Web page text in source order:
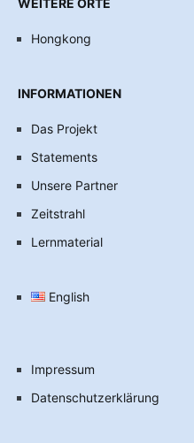
WEITERE ORTE
Hongkong
INFORMATIONEN
Das Projekt
Statements
Unsere Partner
Zeitstrahl
Lernmaterial
English
Impressum
Datenschutzerklärung